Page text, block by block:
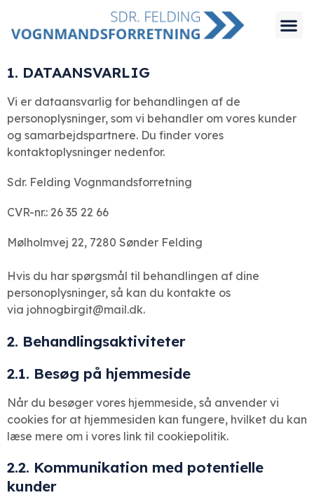
1. DATAANSVARLIG
Vi er dataansvarlig for behandlingen af de
personoplysninger, som vi behandler om vores kunder
og samarbejdspartnere. Du finder vores
kontaktoplysninger nedenfor.
Sdr. Felding Vognmandsforretning
CVR-nr.: 26 35 22 66
Mølholmvej 22, 7280 Sønder Felding
Hvis du har spørgsmål til behandlingen af dine
personoplysninger, så kan du kontakte os
via johnogbirgit@mail.dk.
2. Behandlingsaktiviteter
2.1. Besøg på hjemmeside
Når du besøger vores hjemmeside, så anvender vi
cookies for at hjemmesiden kan fungere, hvilket du kan
læse mere om i vores link til cookiepolitik.
2.2. Kommunikation med potentielle
kunder